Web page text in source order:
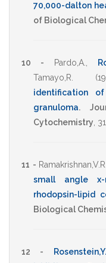
70,000-dalton
of Biological
10 - Pardo,A.
Tamayo,R.
identification
granuloma.
Cytochemistry 31
11 - Ramakrishnan,V.R.
small angle
rhodopsin-lipid
Biological
12 - Rosenstein,Y.